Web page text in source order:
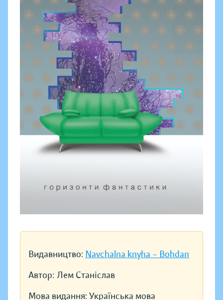
Видавництво: Navchalna knyha – Bohdan
Автор: Лем Станіслав
Мова видання: Українська мова